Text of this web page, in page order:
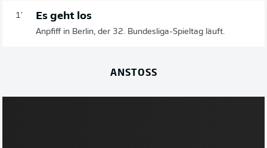
1' Es geht los
Anpfiff in Berlin, der 32. Bundesliga-Spieltag läuft.
ANSTOSS